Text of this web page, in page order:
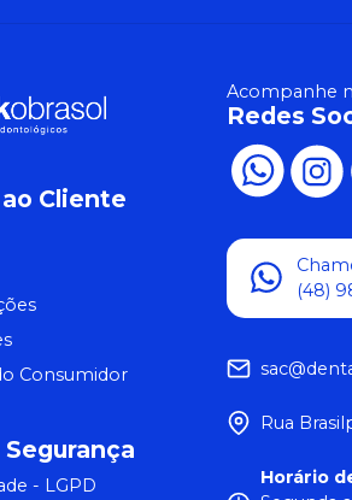
Cliente
Consumidor
- LGPD
Acompanhe
Redes
(48)
Rua
Horário